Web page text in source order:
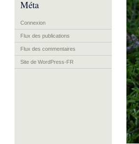
Méta
Connexion
Flux des publications
Flux des commentaires
Site de WordPress-FR